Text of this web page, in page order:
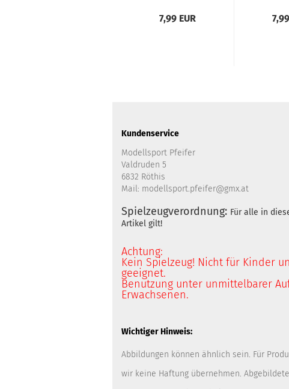
50wt/650cst...
7,99 EUR
Kundenservice
Modellsport Pfeifer
Valdruden 5
6832 Röthis
Mail: modellsport.pfeifer@gmx.at
Spielzeugverordnung: Für alle in
Artikel gilt!
Achtung:
Kein Spielzeug! Nicht für Kinder
geeignet.
Benutzung unter unmittelbarer
Erwachsenen.
Wichtiger Hinweis:
Abbildungen können ähnlich sein. Für
wir keine Haftung übernehmen.